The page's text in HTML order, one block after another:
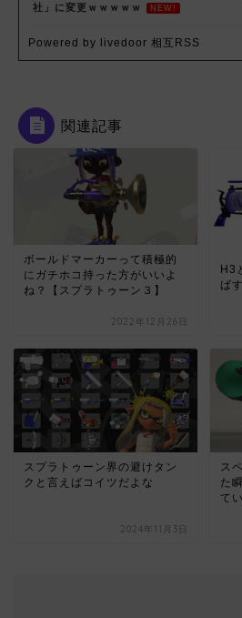
社」に変更ｗｗｗｗｗ
NEW!
Powered by livedoor 相互RSS
関連記事
ボールドマーカーって積極的
にガチホコ持った方がいいよ
ね？【スプラトゥーン３】
2022年12月26日
H3
ば
スプラトゥーン界の避けタン
クと言えばコイツだよな
2024年11月3日
ス
た
て